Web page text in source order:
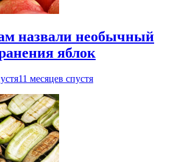
назвали необычный
яблок
11 месяцев спустя